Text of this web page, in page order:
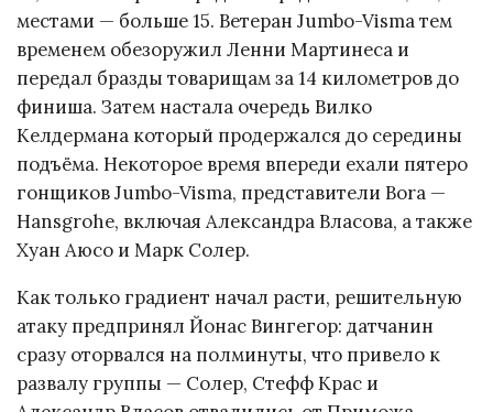
местами — больше 15. Ветеран Jumbo-Visma тем
временем обезоружил Ленни Мартинеса и
передал бразды товарищам за 14 километров до
финиша. Затем настала очередь Вилко
Келдермана который продержался до середины
подъёма. Некоторое время впереди ехали пятеро
гонщиков Jumbo-Visma, представители Bora —
Hansgrohe, включая Александра Власова, а также
Хуан Аюсо и Марк Солер.
Как только градиент начал расти, решительную
атаку предпринял Йонас Вингегор: датчанин
сразу оторвался на полминуты, что привело к
развалу группы — Солер, Стефф Крас и